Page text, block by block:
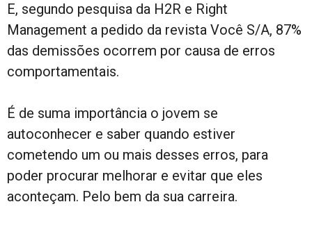
E, segundo pesquisa da H2R e Right
Management a pedido da revista Você S/A, 87%
das demissões ocorrem por causa de erros
comportamentais.
É de suma importância o jovem se
autoconhecer e saber quando estiver
cometendo um ou mais desses erros, para
poder procurar melhorar e evitar que eles
aconteçam. Pelo bem da sua carreira.